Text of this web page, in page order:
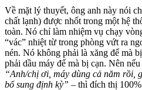
Về mặt lý thuyết, ông anh này nói
chất lạnh) được nhốt trong một hệ
toàn. Nó chỉ làm nhiệm vụ chạy
“vác” nhiệt từ trong phòng vứt ra
nén. Nó không phải là xăng để mà
phải dầu máy để mà bị cạn. Nên
“Anh/chị ơi, máy dùng cả năm rồi,
bổ sung định kỳ” – thì đích thị